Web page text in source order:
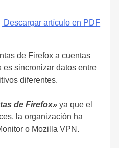
Descargar artículo en PDF
de Firefox a cuentas
sincronizar datos entre
diferentes.
de Firefox» ya que el
la organización ha
o Mozilla VPN.